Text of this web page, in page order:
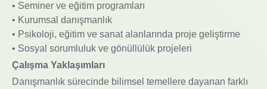
• Seminer ve eğitim programları
• Kurumsal danışmanlık
• Psikoloji, eğitim ve sanat alanlarında proje geliştirme
• Sosyal sorumluluk ve gönüllülük projeleri
Çalışma Yaklaşımları
Danışmanlık sürecinde bilimsel temellere dayanan farklı